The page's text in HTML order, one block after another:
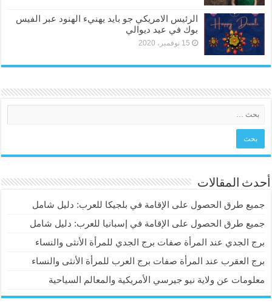
الرئيس الامريكي جو بايد يهنيء الهنود عبر الفيس
بوك في عيد ديوالي
15 نوفمبر، 2020
أحدث المقالات
جميع طرق الحصول على الإقامة في بلجيكا للعرب: دليل شامل
جميع طرق الحصول على الإقامة في إسبانيا للعرب: دليل شامل
برج الجدي عند المرأة صفات برج الجدي للمرأة الأنثى والنساء
برج العقرب عند المرأة صفات برج العرب للمرأة الأنثى والنساء
معلومات عن ولاية نيو جيرسي الأمريكية والمعالم السياحية